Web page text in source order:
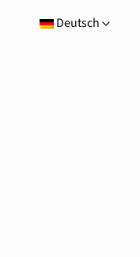
Deutsch